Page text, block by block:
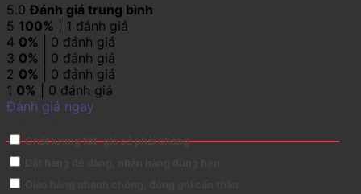
5.0Đánh giá trung bình
5 100% | 1 đánh giá
4 0% | 0 đánh giá
3 0% | 0 đánh giá
2 0% | 0 đánh giá
1 0% | 0 đánh giá
Đánh giá ngay
Chất lượng tốt, giá cả phải chăng